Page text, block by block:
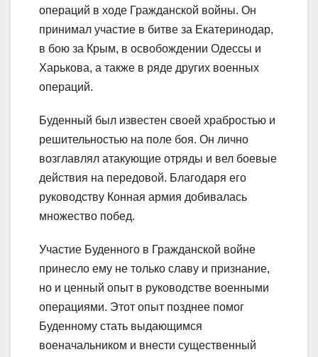
операций в ходе Гражданской войны. Он
принимал участие в битве за Екатеринодар,
в бою за Крым, в освобождении Одессы и
Харькова, а также в ряде других военных
операций.
Буденный был известен своей храбростью и
решительностью на поле боя. Он лично
возглавлял атакующие отряды и вел боевые
действия на передовой. Благодаря его
руководству Конная армия добивалась
множество побед.
Участие Буденного в Гражданской войне
принесло ему не только славу и признание,
но и ценный опыт в руководстве военными
операциями. Этот опыт позднее помог
Буденному стать выдающимся
военачальником и внести существенный